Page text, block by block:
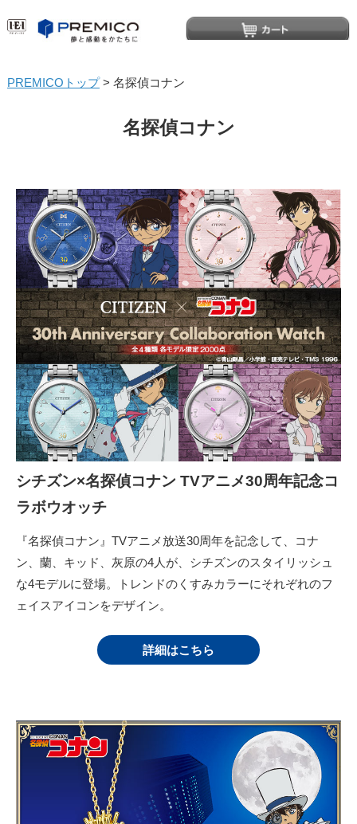
PREMICOトップ> 名探偵コナン
名探偵コナン
シチズン×名探偵コナン TVアニメ30周年記念コ
ラボウオッチ
『名探偵コナン』TVアニメ放送30周年を記念して、コナ
ン、蘭、キッド、灰原の4人が、シチズンのスタイリッシュ
な4モデルに登場。トレンドのくすみカラーにそれぞれのフ
ェイスアイコンをデザイン。
詳細はこちら